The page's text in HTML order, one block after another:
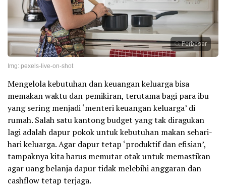
Perbesar
Img: pexels-live-on-shot
Mengelola kebutuhan dan keuangan keluarga bisa
memakan waktu dan pemikiran, terutama bagi para ibu
yang sering menjadi ‘menteri keuangan keluarga’ di
rumah. Salah satu kantong budget yang tak diragukan
lagi adalah dapur pokok untuk kebutuhan makan sehari-
hari keluarga. Agar dapur tetap ‘produktif dan efisian’,
tampaknya kita harus memutar otak untuk memastikan
agar uang belanja dapur tidak melebihi anggaran dan
cashflow tetap terjaga.